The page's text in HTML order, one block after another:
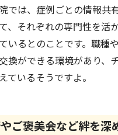
では、症例ごとの情報共
、それぞれの専門性を活
いるとのことです。職種
換ができる環境があり、
ているそうですよ。
ご褒美会など絆を深